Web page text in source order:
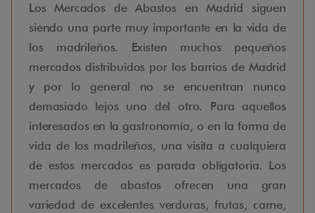
Los Mercados de Abastos en Madrid siguen
siendo una parte muy importante en la vida de
los madrileños. Existen muchos pequeños
mercados distribuidos por los barrios de Madrid
y por lo general no se encuentran nunca
demasiado lejos uno del otro. Para aquellos
interesados en la gastronomía, o en la forma de
vida de los madrileños, una visita a cualquiera
de estos mercados es parada obligatoria. Los
mercados de abastos ofrecen una gran
variedad de excelentes verduras, frutas, carne,